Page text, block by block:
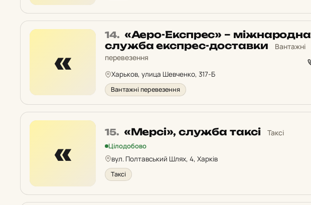
«
14. Місце
14
у
«Аеро-Експрес» – міжнародна
служба експрес-доставки
Вантажні
перевезення
Харьков, улица Шевченко, 317-Б
Вантажні перевезення
«
15. Місце
15
у
рейтингу:
«Мерсі», служба таксі Таксі
Цілодобово
вул. Полтавський Шлях, 4, Харків
Таксі